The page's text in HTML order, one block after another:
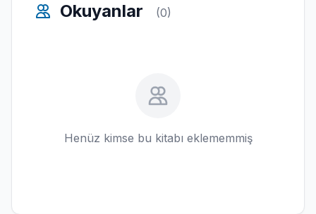
Okuyanlar (0)
Henüz kimse bu kitabı eklememmiş